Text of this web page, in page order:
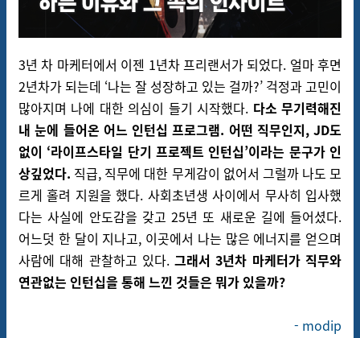
3년 차 마케터에서 이젠 1년차 프리랜서가 되었다. 얼마 후면
2년차가 되는데 ‘나는 잘 성장하고 있는 걸까?’ 걱정과 고민이
많아지며 나에 대한 의심이 들기 시작했다. 다소 무기력해진
내 눈에 들어온 어느 인턴십 프로그램. 어떤 직무인지, JD도
없이 ‘라이프스타일 단기 프로젝트 인턴십’이라는 문구가 인
상깊었다. 직급, 직무에 대한 무게감이 없어서 그럴까 나도 모
르게 홀려 지원을 했다. 사회초년생 사이에서 무사히 입사했
다는 사실에 안도감을 갖고 25년 또 새로운 길에 들어셨다.
어느덧 한 달이 지나고, 이곳에서 나는 많은 에너지를 얻으며
사람에 대해 관찰하고 있다.그래서 3년차 마케터가 직무와
연관없는 인턴십을 통해 느낀 것들은 뭐가 있을까?
- modip